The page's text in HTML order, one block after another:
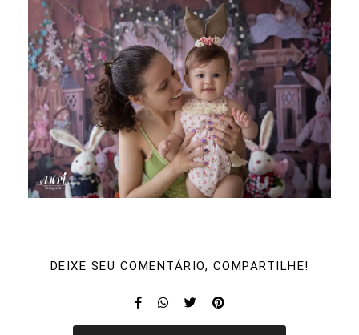
DEIXE SEU COMENTÁRIO, COMPARTILHE!